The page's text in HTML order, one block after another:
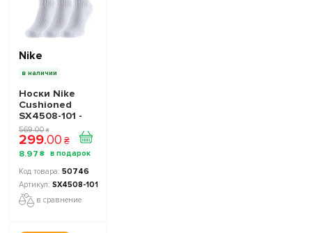
Nike
в наличии
Носки Nike
Cushioned
SX4508-101 -
Официальная
Продукция
569.00 ₴
299.00 ₴
8.97 ₴
50746
SX4508-101
в сравнение